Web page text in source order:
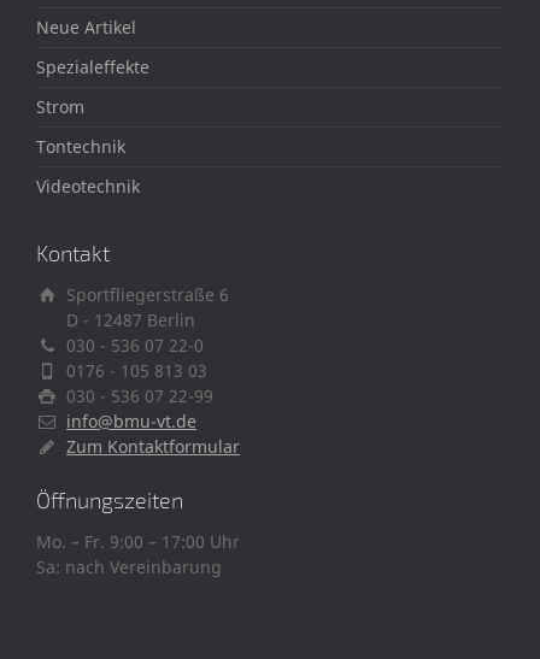
Neue Artikel
Spezialeffekte
Strom
Tontechnik
Videotechnik
Kontakt
Sportfliegerstraße 6
D - 12487 Berlin
030 - 536 07 22-0
0176 - 105 813 03
030 - 536 07 22-99
info@bmu-vt.de
Zum Kontaktformular
Öffnungszeiten
Mo. – Fr. 9:00 – 17:00 Uhr
Sa: nach Vereinbarung